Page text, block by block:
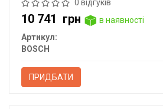
0 відгуків
10 741 грн
в наявності
Артикул:
BOSCH
ПРИДБАТИ